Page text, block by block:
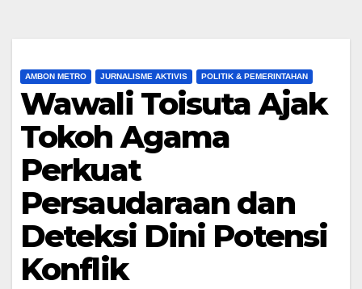
AMBON METRO JURNALISME AKTIVIS POLITIK & PEMERINTAHAN
Wawali Toisuta Ajak
Tokoh Agama
Perkuat
Persaudaraan dan
Deteksi Dini Potensi
Konflik